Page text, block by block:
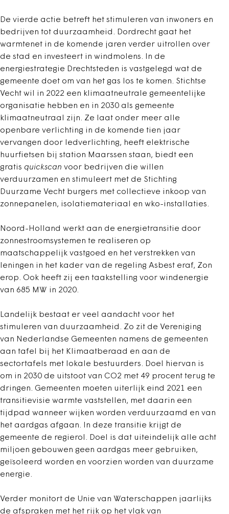
De vierde actie betreft het stimuleren van inwoners en
bedrijven tot duurzaamheid. Dordrecht gaat het
warmtenet in de komende jaren verder uitrollen over
de stad en investeert in windmolens. In de
energiestrategie Drechtsteden is vastgelegd wat de
gemeente doet om van het gas los te komen. Stichtse
Vecht wil in 2022 een klimaatneutrale gemeentelijke
organisatie hebben en in 2030 als gemeente
klimaatneutraal zijn. Ze laat onder meer alle
openbare verlichting in de komende tien jaar
vervangen door ledverlichting, heeft elektrische
huurfietsen bij station Maarssen staan, biedt een
gratis quickscan voor bedrijven die willen
verduurzamen en stimuleert met de Stichting
Duurzame Vecht burgers met collectieve inkoop van
zonnepanelen, isolatiemateriaal en wko-installaties.
Noord-Holland werkt aan de energietransitie door
zonnestroomsystemen te realiseren op
maatschappelijk vastgoed en het verstrekken van
leningen in het kader van de regeling Asbest eraf, Zon
erop. Ook heeft zij een taakstelling voor windenergie
van 685 MW in 2020.
Landelijk bestaat er veel aandacht voor het
stimuleren van duurzaamheid. Zo zit de Vereniging
van Nederlandse Gemeenten namens de gemeenten
aan tafel bij het Klimaatberaad en aan de
sectortafels met lokale bestuurders. Doel hiervan is
om in 2030 de uitstoot van CO2 met 49 procent terug te
dringen. Gemeenten moeten uiterlijk eind 2021 een
transitievisie warmte vaststellen, met daarin een
tijdpad wanneer wijken worden verduurzaamd en van
het aardgas afgaan. In deze transitie krijgt de
gemeente de regierol. Doel is dat uiteindelijk alle acht
miljoen gebouwen geen aardgas meer gebruiken,
geïsoleerd worden en voorzien worden van duurzame
energie.
Verder monitort de Unie van Waterschappen jaarlijks
de afspraken met het rijk op het vlak van